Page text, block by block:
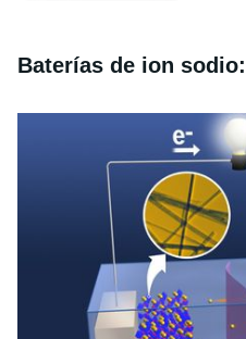
Baterías de ion